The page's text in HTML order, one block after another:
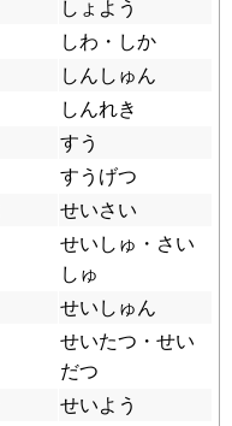
しょよう
しわ・しか
しんしゅん
しんれき
すう
すうげつ
せいさい
せいしゅ・さい
しゅ
せいしゅん
せいたつ・せい
だつ
せいよう